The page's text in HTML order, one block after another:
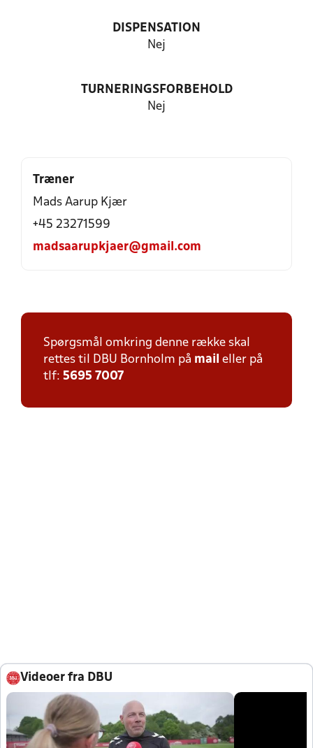
DISPENSATION
Nej
TURNERINGSFORBEHOLD
Nej
Træner
Mads Aarup Kjær
+45 23271599
madsaarupkjaer@gmail.com
Spørgsmål omkring denne række skal
rettes til DBU Bornholm på mail eller på
tlf: 5695 7007
Videoer fra DBU